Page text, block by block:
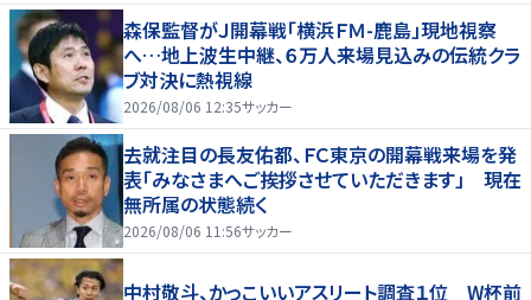
森保監督がＪ開幕戦「横浜ＦＭ-鹿島」現地視察
へ…地上波生中継、６万人来場見込みの伝統クラ
ブ対決に熱視線
2026/08/06 12:35サッカー
去就注目の長友佑都、ＦＣ東京の開幕戦来場を発
表「みなさまへご挨拶させていただきます」 現在
無所属の状態続く
2026/08/06 11:56サッカー
中村敬斗、かっこいいアスリート調査１位 W杯前